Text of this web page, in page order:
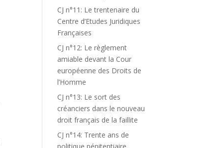
CJ n°11: Le trentenaire du
Centre d’Etudes Juridiques
Françaises
CJ n°12: Le règlement
amiable devant la Cour
européenne des Droits de
l’Homme
CJ n°13: Le sort des
créanciers dans le nouveau
droit français de la faillite
CJ n°14: Trente ans de